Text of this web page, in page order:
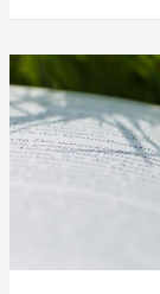
Scoop,
von
Evelyn
Waugh
(1938)